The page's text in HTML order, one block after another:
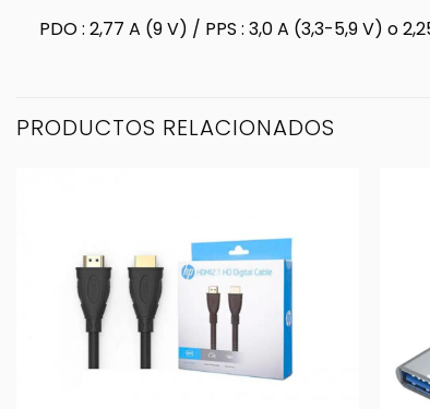
PDO : 2,77 A (9 V) / PPS : 3,0 A (3,3-5,9 V) o
PRODUCTOS RELACIONADOS